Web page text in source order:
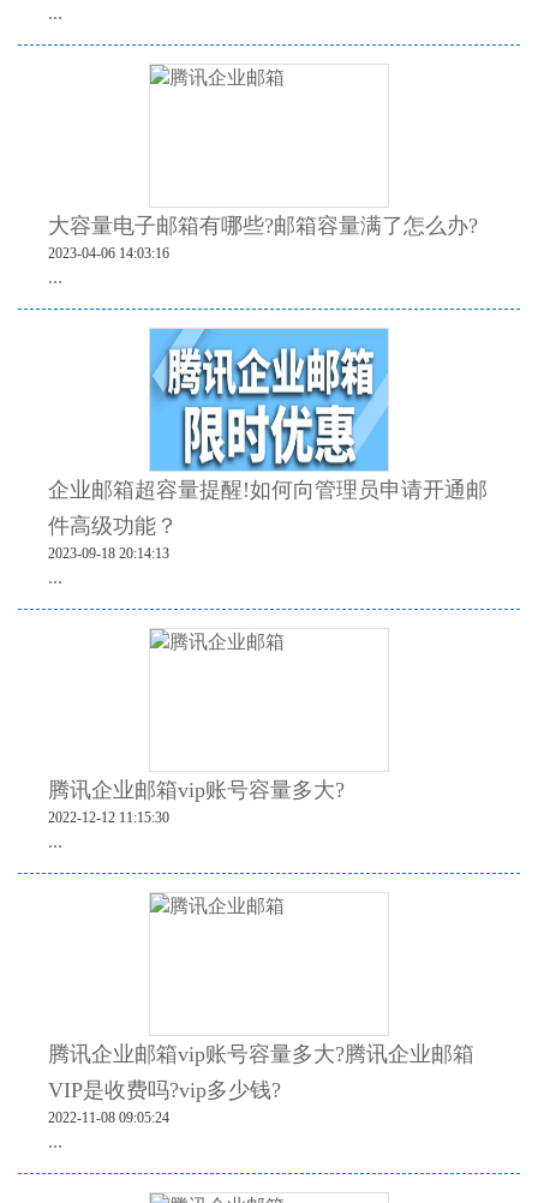
...
大容量电子邮箱有哪些?邮箱容量满了怎么办?
2023-04-06 14:03:16
...
企业邮箱超容量提醒!如何向管理员申请开通邮
件高级功能？
2023-09-18 20:14:13
...
腾讯企业邮箱vip账号容量多大?
2022-12-12 11:15:30
...
腾讯企业邮箱vip账号容量多大?腾讯企业邮箱
VIP是收费吗?vip多少钱?
2022-11-08 09:05:24
...